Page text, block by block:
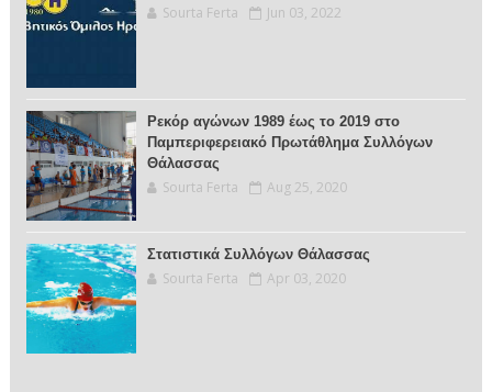
Sourta Ferta Jun 03, 2022
Ρεκόρ αγώνων 1989 έως το 2019 στο
Παμπεριφερειακό Πρωτάθλημα Συλλόγων
Θάλασσας
Sourta Ferta Aug 25, 2020
Στατιστικά Συλλόγων Θάλασσας
Sourta Ferta Apr 03, 2020